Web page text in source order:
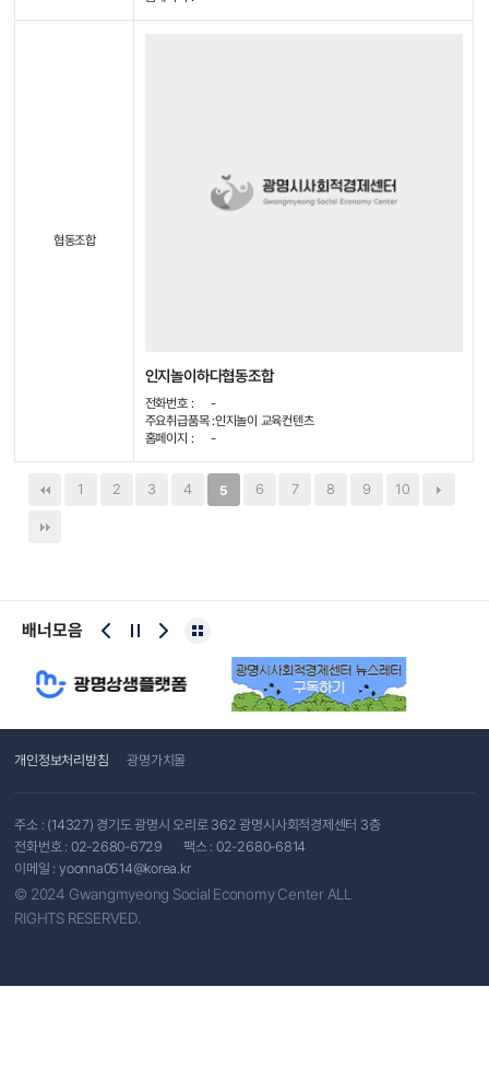
협동조합
인지놀이하다협동조합
전화번호 :
-
주요취급품목 :인지놀이 교육컨텐츠
홈페이지 :
-
1 2 3 4 5 6 7 8 9 10
배너모음
개인정보처리방침 광명가치몰
주소 : (14327) 경기도 광명시 오리로 362 광명시사회적경제센터 3층
전화번호 : 02-2680-6729
팩스 : 02-2680-6814
이메일 : yoonna0514@korea.kr
© 2024 Gwangmyeong Social Economy Center ALL
RIGHTS RESERVED.